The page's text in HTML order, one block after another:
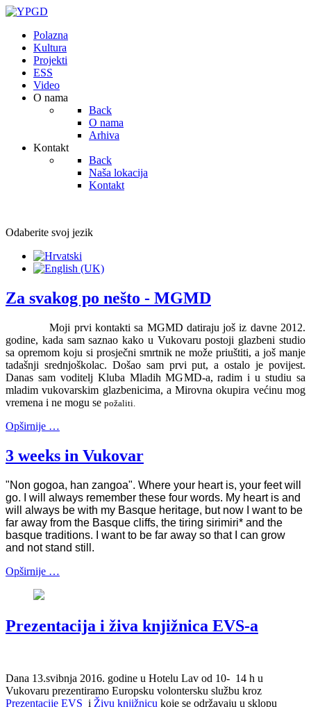
Polazna
Kultura
Projekti
ESS
Video
O nama
Back
O nama
Arhiva
Kontakt
Back
Naša lokacija
Kontakt
Odaberite svoj jezik
Za svakog po nešto - MGMD
Moji prvi kontakti sa MGMD datiraju još iz davne 2012.
godine, kada sam saznao kako u Vukovaru postoji glazbeni studio
sa opremom koju si prosječni smrtnik ne može priuštiti, a još manje
tadašnji srednjoškolac. Došao sam prvi put, a ostalo je povijest.
Danas sam voditelj Kluba Mladih MGMD-a, radim i u studiu sa
mladim vukovarskim glazbenicima, a Mirovna okupira većinu mog
vremena i ne mogu se požaliti.
Opširnije …
3 weeks in Vukovar
"Non gogoa, han zangoa". Where your heart is, your feet will
go. I will always remember these four words. My heart is and
will always be with my Basque heritage, but now I want to be
far away from the Basque cliffs, the tiring sirimiri* and the
basque traditions. I want to be far away so that I can grow
and not stand still.
Opširnije …
Prezentacija i živa knjižnica EVS-a
Dana 13.svibnja 2016. godine u Hotelu Lav od 10- 14 h u
Vukovaru prezentiramo Europsku volontersku službu kroz
Prezentacije EVS i Živu knjižnicu koje se održavaju u sklopu